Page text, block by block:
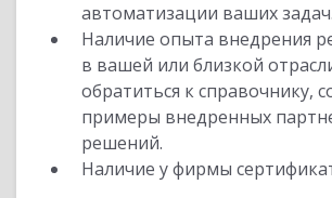
автоматизации ваших задач.
Наличие опыта внедрения
в вашей или близкой
обратиться к справочнику,
примеры внедренных
решений.
Наличие у фирмы